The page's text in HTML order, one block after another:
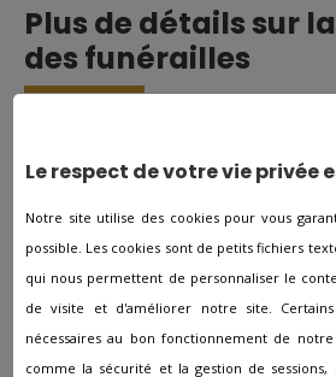
Plus de détails sur
des funérailles
concernant les pompes funèbres
sont les étapes pour la planification
ferons tout notre possible pour
éléments relatifs au décès d’un
nous joindre. Nous restons
de nos spécialistes se rendra
qu'il peut pour vous soutenir
épreuve. Nous définirons ensemble
Le respect de votre vie privée
Notre site utilise des cookies pour vous
possible. Les cookies sont de petits fichiers
qui nous permettent de personnaliser le
de visite et d'améliorer notre site.
nécessaires au bon fonctionnement de
comme la sécurité et la gestion de